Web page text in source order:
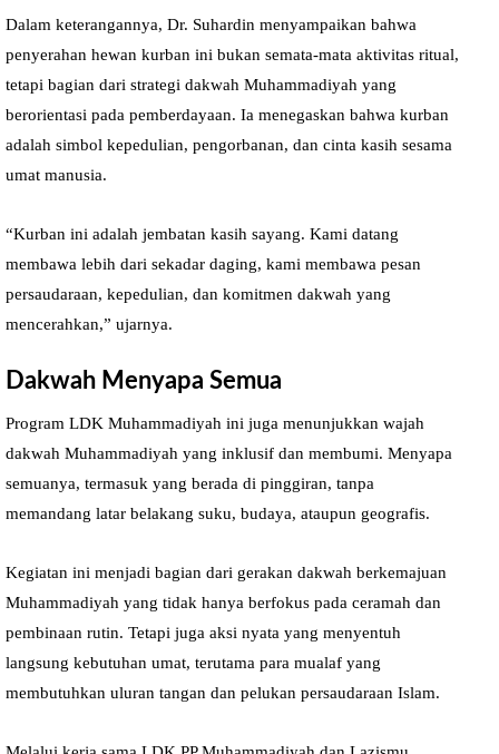
Dalam keterangannya, Dr. Suhardin menyampaikan bahwa
penyerahan hewan kurban ini bukan semata-mata aktivitas ritual,
tetapi bagian dari strategi dakwah Muhammadiyah yang
berorientasi pada pemberdayaan. Ia menegaskan bahwa kurban
adalah simbol kepedulian, pengorbanan, dan cinta kasih sesama
umat manusia.
“Kurban ini adalah jembatan kasih sayang. Kami datang
membawa lebih dari sekadar daging, kami membawa pesan
persaudaraan, kepedulian, dan komitmen dakwah yang
mencerahkan,” ujarnya.
Dakwah Menyapa Semua
Program LDK Muhammadiyah ini juga menunjukkan wajah
dakwah Muhammadiyah yang inklusif dan membumi. Menyapa
semuanya, termasuk yang berada di pinggiran, tanpa
memandang latar belakang suku, budaya, ataupun geografis.
Kegiatan ini menjadi bagian dari gerakan dakwah berkemajuan
Muhammadiyah yang tidak hanya berfokus pada ceramah dan
pembinaan rutin. Tetapi juga aksi nyata yang menyentuh
langsung kebutuhan umat, terutama para mualaf yang
membutuhkan uluran tangan dan pelukan persaudaraan Islam.